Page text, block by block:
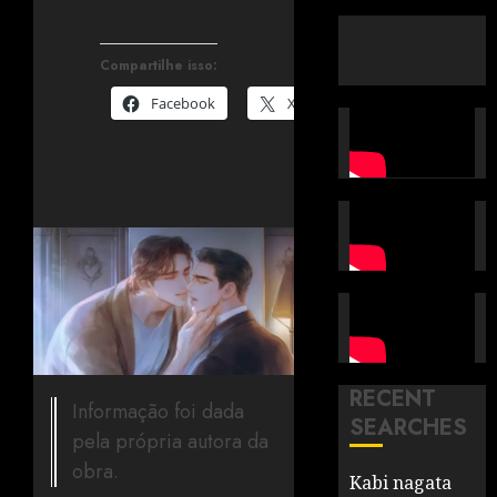
Compartilhe isso:
Facebook
X
Informação foi dada
pela própria autora da
obra.
RECENT
SEARCHES
Kabi nagata